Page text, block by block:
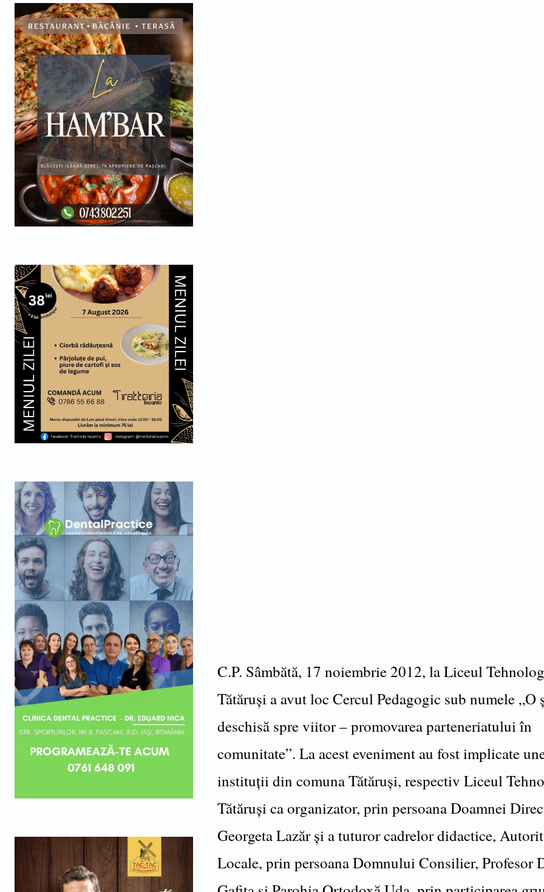
C.P. Sâmbătă, 17 noiembrie 2012, la Liceul
Tătăruși a avut loc Cercul Pedagogic sub numele „O
deschisă spre viitor – promovarea parteneriatului în
comunitate”. La acest eveniment au fost implicate
instituții din comuna Tătăruși, respectiv Liceul
Tătăruși ca organizator, prin persoana Doamnei
Georgeta Lazăr și a tuturor cadrelor didactice,
Locale, prin persoana Domnului Consilier, Profesor